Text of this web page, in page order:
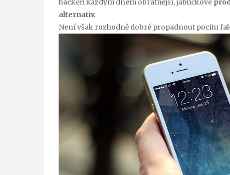
hackeři každým dnem obratnější, jablíčkové
alternativ.
Není však rozhodně dobré propadnout pocitu